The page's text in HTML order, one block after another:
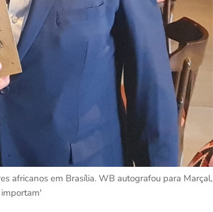
africanos em Brasília. WB autografou para Marçal,